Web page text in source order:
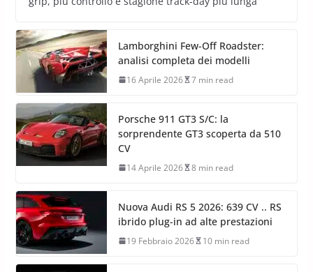
Lamborghini Few-Off Roadster:
analisi completa dei modelli
16 Aprile 2026 7 min read
Porsche 911 GT3 S/C: la
sorprendente GT3 scoperta da 510
CV
14 Aprile 2026 8 min read
Nuova Audi RS 5 2026: 639 CV .. RS
ibrido plug-in ad alte prestazioni
19 Febbraio 2026 10 min read